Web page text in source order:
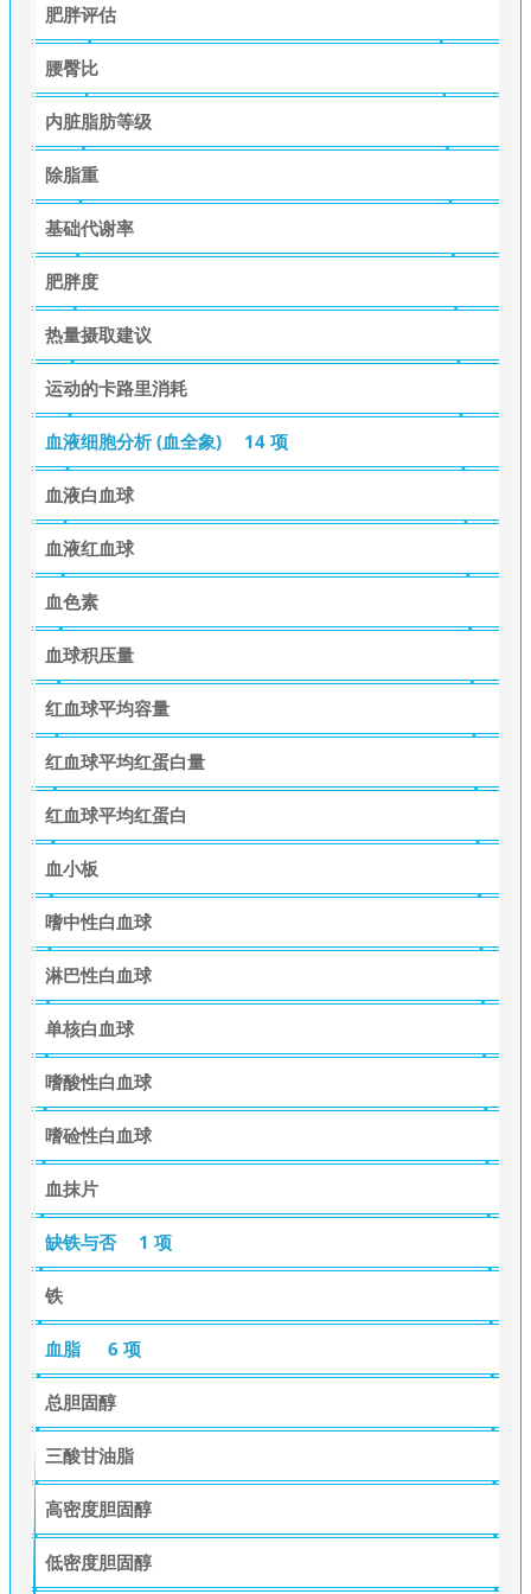
肥胖评估
腰臀比
内脏脂肪等级
除脂重
基础代谢率
肥胖度
热量摄取建议
运动的卡路里消耗
血液细胞分析 (血全象) 14 项
血液白血球
血液红血球
血色素
血球积压量
红血球平均容量
红血球平均红蛋白量
红血球平均红蛋白
血小板
嗜中性白血球
淋巴性白血球
单核白血球
嗜酸性白血球
嗜硷性白血球
血抹片
缺铁与否 1 项
铁
血脂 6 项
总胆固醇
三酸甘油脂
高密度胆固醇
低密度胆固醇